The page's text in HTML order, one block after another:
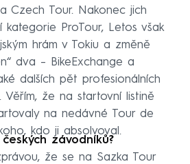
Czech Tour. Nakonec jich
ProTour, Letos však
hrám v Tokiu a změně
dva – BikeExchange a
dalších pět profesionálních
Věřím, že na startovní listině
na nedávné Tour de
kdo ji absolvoval.
závodníků?
že se na Sazka Tour